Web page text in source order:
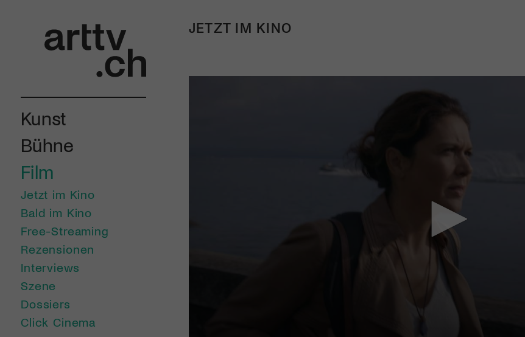
Kunst
Bühne
Film
Jetzt im Kino
Bald im Kino
Free-Streaming
Rezensionen
Interviews
Szene
Dossiers
Click Cinema
JETZT IM KINO
Mit deiner Mitgliedschaft erhältst du kostenlosen Zugang zu